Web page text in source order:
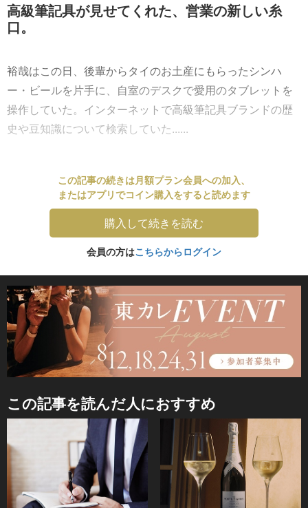
高級筆記具が見せてくれた、営業の新しい糸
口。
裕哉はこの日、後輩からタイのお土産にもらったシンハ
ー・ビールを片手に、自室のデスクで愛用のタブレットを
操作していた。インターネットで高級筆記具ブランドの歴
史や豆知識について検索していた......
この記事の続きは月額プラン会員への加入、
またはアプリでコイン購入をすると読めます
購入して続きを読む
会員の方はこちらからログイン
この記事を読んだ人におすすめ